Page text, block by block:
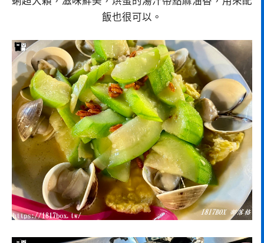
飯也很可以。